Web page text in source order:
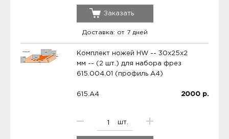
Заказать
Доставка: от 7 дней
Комплект ножей HW -- 30x25x2
мм -- (2 шт.) для набора фрез
615.004.01 (профиль A4)
615.A4
шт.
2000 р.